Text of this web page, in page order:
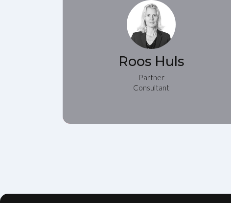
Roos Huls
Partner
Consultant